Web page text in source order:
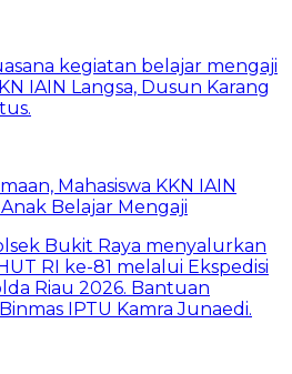
Mahasiswa KKN IAIN
Belajar Mengaji